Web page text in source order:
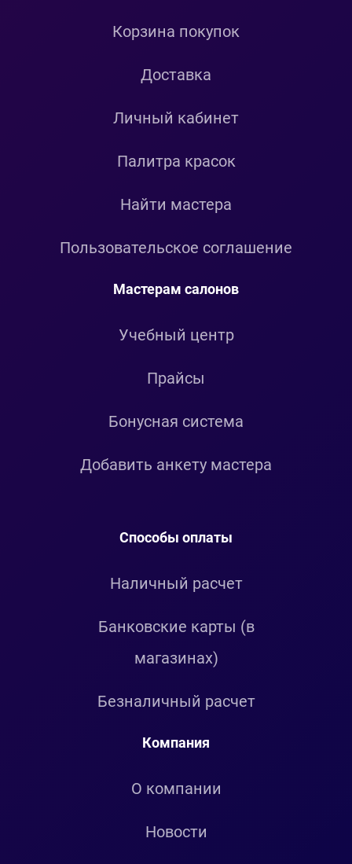
Корзина покупок
Доставка
Личный кабинет
Палитра красок
Найти мастера
Пользовательское соглашение
Мастерам салонов
Учебный центр
Прайсы
Бонусная система
Добавить анкету мастера
Способы оплаты
Наличный расчет
Банковские карты (в
магазинах)
Безналичный расчет
Компания
О компании
Новости